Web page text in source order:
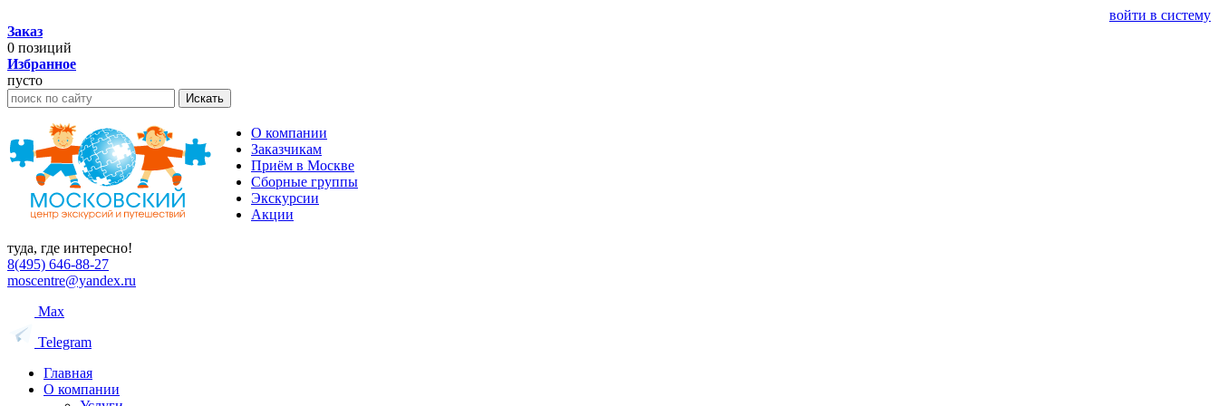
войти в систему
Заказ
0 позиций
Избранное
пусто
Искать
О компании
Заказчикам
Приём в Москве
Сборные группы
Экскурсии
Акции
туда, где интересно!
8(495) 646-88-27
moscentre@yandex.ru
Max
Telegram
Главная
О компании